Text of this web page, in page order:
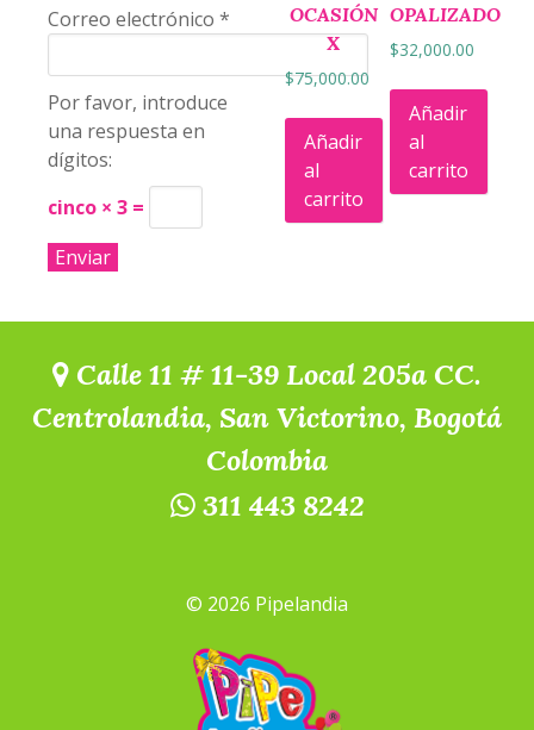
Correo electrónico *
Por favor, introduce
una respuesta en
dígitos:
cinco × 3 =
OCASIÓN
X
$75,000.00
Añadir
al
carrito
OPALIZADO
$32,000.00
Añadir
al
carrito
Calle 11 # 11-39 Local 205a CC.
Centrolandia, San Victorino, Bogotá
Colombia
311 443 8242
© 2026 Pipelandia